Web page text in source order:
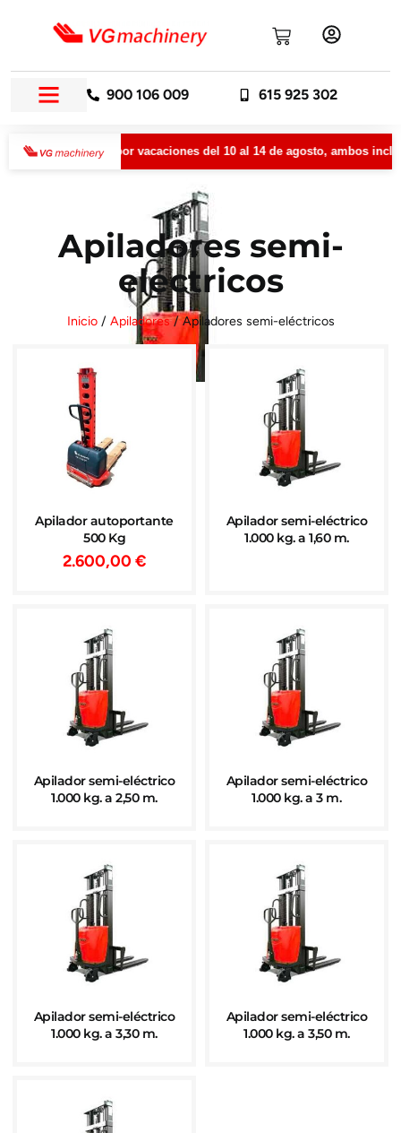
900 106 009 615 925 302
cerrada por vacaciones del 10 al 14 de agosto, ambos
Apiladores semi-
eléctricos
Inicio/ Apiladores/ Apiladores semi-eléctricos
Apilador autoportante
500 Kg
2.600,00 €
Apilador semi-eléctrico
1.000 kg. a 1,60 m.
Apilador semi-eléctrico
1.000 kg. a 2,50 m.
Apilador semi-eléctrico
1.000 kg. a 3 m.
Apilador semi-eléctrico
1.000 kg. a 3,30 m.
Apilador semi-eléctrico
1.000 kg. a 3,50 m.